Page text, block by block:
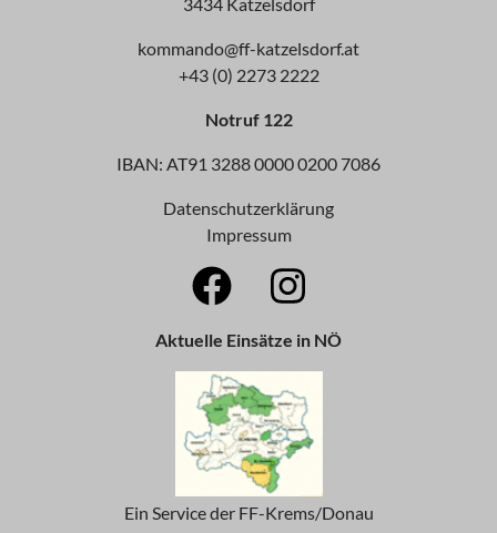
kommando@ff-katzelsdorf.at
+43 (0) 2273 2222
Notruf 122
IBAN: AT91 3288 0000 0200 7086
Datenschutzerklärung
Impressum
Aktuelle Einsätze in NÖ
Ein Service der FF-Krems/Donau